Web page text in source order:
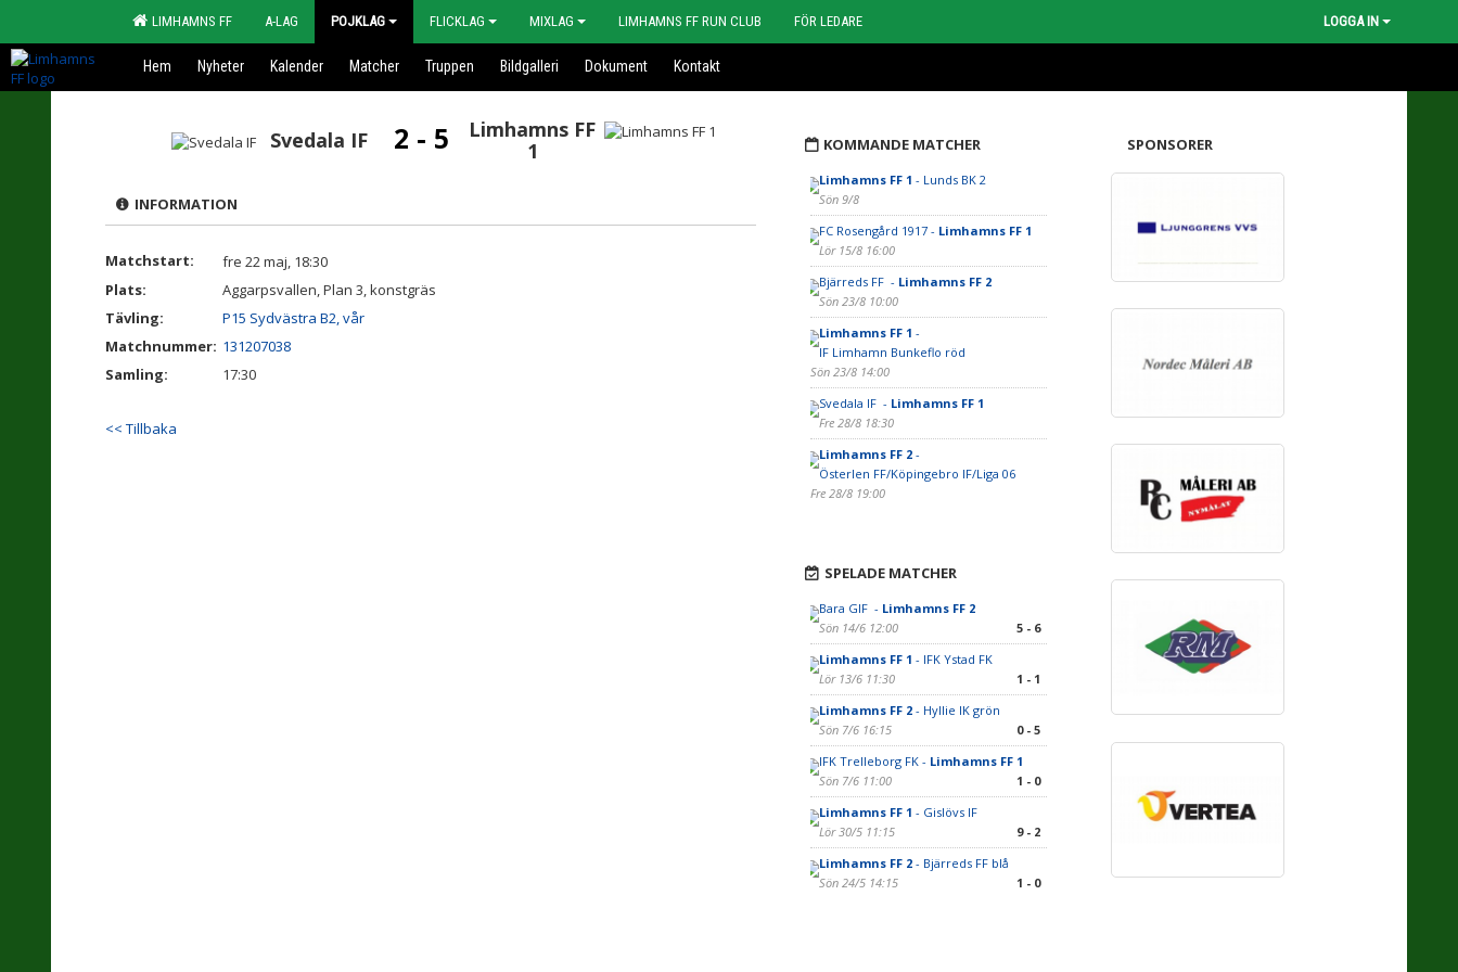
LIMHAMNS FF A-LAG POJKLAG FLICKLAG MIXLAG LIMHAMNS FF RUN CLUB FÖR LEDARE LOGGA IN
Hem Nyheter Kalender Matcher Truppen Bildgalleri Dokument Kontakt
Svedala IF 2 - 5
Limhamns FF
1
INFORMATION
Matchstart:
fre 22 maj, 18:30
Plats:
Aggarpsvallen, Plan 3, konstgräs
Tävling:
P15 Sydvästra B2, vår
Matchnummer: 131207038
Samling:
17:30
<< Tillbaka
KOMMANDE MATCHER
Limhamns FF 1 - Lunds BK 2
Sön 9/8
FC Rosengård 1917 - Limhamns FF 1
Lör 15/8 16:00
Bjärreds FF - Limhamns FF 2
Sön 23/8 10:00
Limhamns FF 1 -
IF Limhamn Bunkeflo röd
Sön 23/8 14:00
Svedala IF - Limhamns FF 1
Fre 28/8 18:30
Limhamns FF 2-
Österlen FF/Köpingebro IF/Liga 06
Fre 28/8 19:00
SPELADE MATCHER
Bara GIF - Limhamns FF 2
Sön 14/6 12:00
5 - 6
Limhamns FF 1 - IFK Ystad FK
Lör 13/6 11:30
1 - 1
Limhamns FF 2- Hyllie IK grön
Sön 7/6 16:15
0 - 5
IFK Trelleborg FK - Limhamns FF 1
Sön 7/6 11:00
1 - 0
Limhamns FF 1 - Gislövs IF
Lör 30/5 11:15
9 - 2
Limhamns FF 2- Bjärreds FF blå
Sön 24/5 14:15
1 - 0
SPONSORER